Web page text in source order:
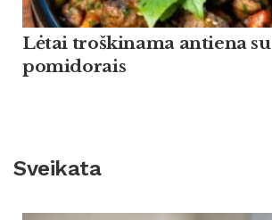
Lėtai troškinama antiena su
pomidorais
Sveikata